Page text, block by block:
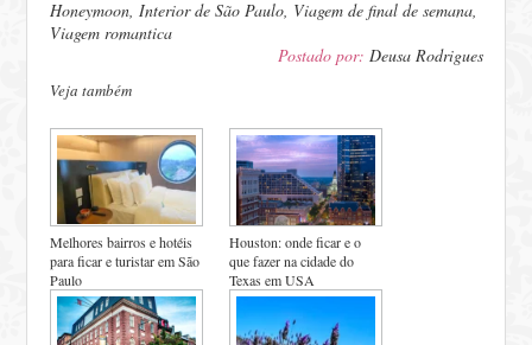
Honeymoon Interior de São Paulo Viagem de final de semana
Viagem romantica
Postado por: Deusa Rodrigues
Veja também
Melhores bairros e hotéis
para ficar e turistar em São
Paulo
Houston: onde ficar e o
que fazer na cidade do
Texas em USA